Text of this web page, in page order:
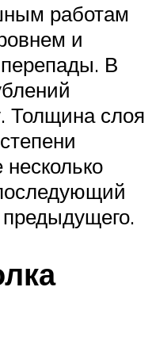
работам
и
В
Толщина слоя